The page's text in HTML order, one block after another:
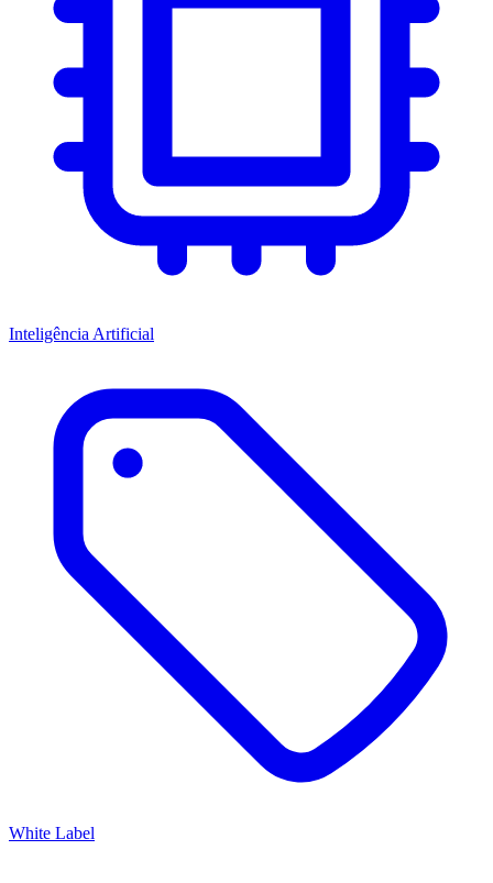
Inteligência Artificial
White Label